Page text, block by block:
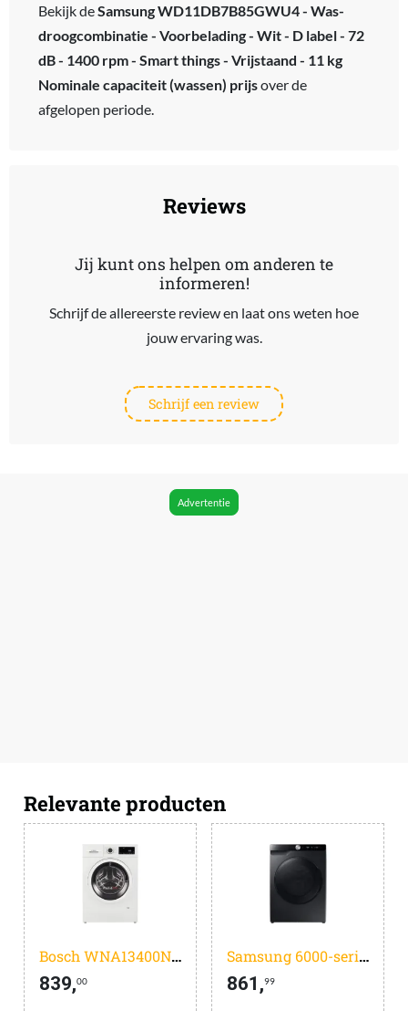
Bekijk deSamsung WD11DB7B85GWU4 - Was-
droogcombinatie - Voorbelading - Wit - D label - 72
dB - 1400 rpm - Smart things - Vrijstaand - 11 kg
Nominale capaciteit (wassen) prijsover de
afgelopen periode.
Reviews
Jij kunt ons helpen om anderen te
informeren!
Schrijf de allereerste review en laat ons weten hoe
jouw ervaring was.
Schrijf een review
Advertentie
Relevante producten
Bosch WNA13400NL - Serie 4 - Was-droogcombinatie Extra Stil - Wassen en drogen in 1 keer - 8KG/5KG - SpeedPerfect, tot 65% sneller wassen - Met stoom
839,00
Samsung 6000-serie WD11DG6B85BB - AI Wash - was-droogcombinatie - 6kg
861,99